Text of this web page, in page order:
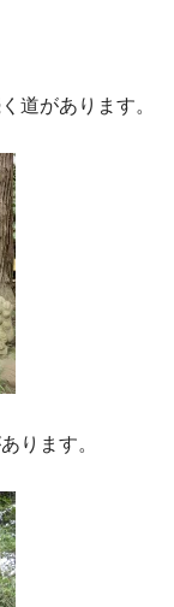
道があります。
ります。